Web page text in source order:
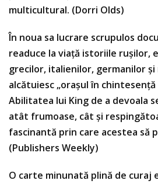
multicultural. (Dorri Olds)
În noua sa lucrare scrupulos
readuce la viață istoriile rușilor,
grecilor, italienilor, germanilor și
alcătuiesc „orașul în
Abilitatea lui King de a devoala
atât frumoase, cât și
fascinantă prin care acestea să
(Publishers Weekly)
O carte minunată plină de curaj